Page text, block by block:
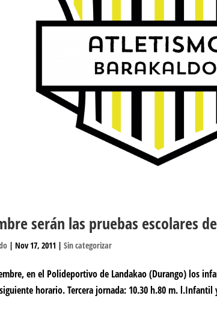
serán las pruebas escolares
|Nov 17, 2011 |Sin categorizar
en el Polideportivo de Landakao (Durango) los
horario. Tercera jornada: 10.30 h.80 m.